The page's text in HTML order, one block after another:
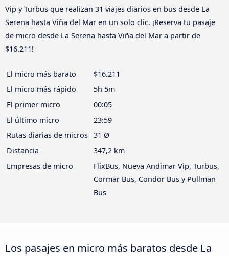
Vip y Turbus que realizan 31 viajes diarios en bus desde La
Serena hasta Viña del Mar en un solo clic. ¡Reserva tu pasaje
de micro desde La Serena hasta Viña del Mar a partir de
$16.211!
El micro más barato
$16.211
El micro más rápido
5h 5m
El primer micro
00:05
El último micro
23:59
Rutas diarias de micros 31 Ø
Distancia
347,2 km
Empresas de micro
FlixBus, Nueva Andimar Vip, Turbus,
Cormar Bus, Condor Bus y Pullman
Bus
Los pasajes en micro más baratos desde La